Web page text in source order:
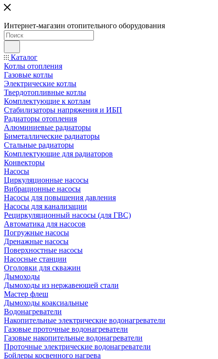
Интернет-магазин отопительного оборудования
Каталог
Котлы отопления
Газовые котлы
Электрические котлы
Твердотопливные котлы
Комплектующие к котлам
Стабилизаторы напряжения и ИБП
Радиаторы отопления
Алюминиевые радиаторы
Биметаллические радиаторы
Стальные радиаторы
Комплектующие для радиаторов
Конвекторы
Насосы
Циркуляционные насосы
Вибрационные насосы
Насосы для повышения давления
Насосы для канализации
Рециркуляционный насосы (для ГВС)
Автоматика для насосов
Погружные насосы
Дренажные насосы
Поверхностные насосы
Насосные станции
Оголовки для скважин
Дымоходы
Дымоходы из нержавеющей стали
Мастер флеш
Дымоходы коаксиальные
Водонагреватели
Накопительные электрические водонагреватели
Газовые проточные водонагреватели
Газовые накопительные водонагреватели
Проточные электрические водонагреватели
Бойлеры косвенного нагрева